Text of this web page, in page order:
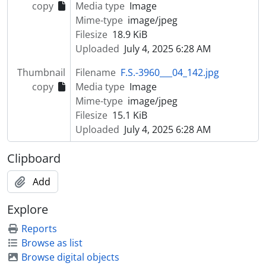
[Series] Cinema
[Series] Cultura regional
[Series] Exposições
[Series] Grupos de Música
[Part] DESPORTO
[Part] AGRICULTURA
[Part] COMÉRCIO
[Part] ENSINO
[Part] PANORÂMICAS
[Part] ATIVIDADE POLÍTICA
[Part] RELIGIÃO
[Part] RETRATOS
[Part] ANIMAIS
[Part] SEGURANÇA PÚBLICA
[Part] TRANSPORTES
[Part] OBRAS PÚBLICAS
[Part] PATRIMÓNIO
[Part] INSTITUIÇÕES
copy
Media type Image
Mime-type image/jpeg
Filesize 18.9 KiB
Uploaded July 4, 2025 6:28 AM
Thumbnail
copy
Filename F.S.-3960___04_142.jpg
Media type Image
Mime-type image/jpeg
Filesize 15.1 KiB
Uploaded July 4, 2025 6:28 AM
Clipboard
Add
Explore
Reports
Browse as list
Browse digital objects